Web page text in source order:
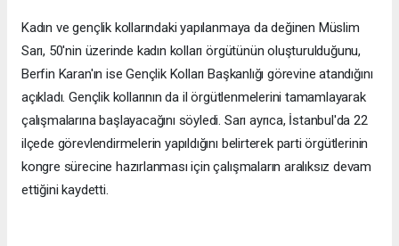
Kadın ve gençlik kollarındaki yapılanmaya da değinen Müslim
Sarı, 50'nin üzerinde kadın kolları örgütünün oluşturulduğunu,
Berfin Karan'ın ise Gençlik Kolları Başkanlığı görevine atandığını
açıkladı. Gençlik kollarının da il örgütlenmelerini tamamlayarak
çalışmalarına başlayacağını söyledi. Sarı ayrıca, İstanbul'da 22
ilçede görevlendirmelerin yapıldığını belirterek parti örgütlerinin
kongre sürecine hazırlanması için çalışmaların aralıksız devam
ettiğini kaydetti.